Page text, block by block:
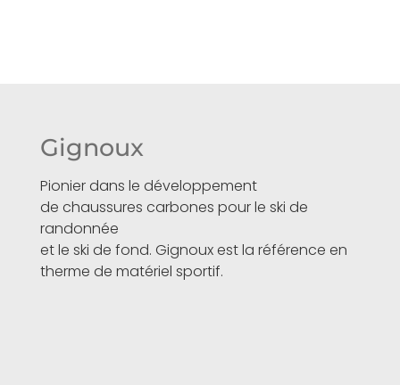
Gignoux
Pionier dans le développement
de chaussures carbones pour le ski de
randonnée
et le ski de fond. Gignoux est la référence en
therme de matériel sportif.